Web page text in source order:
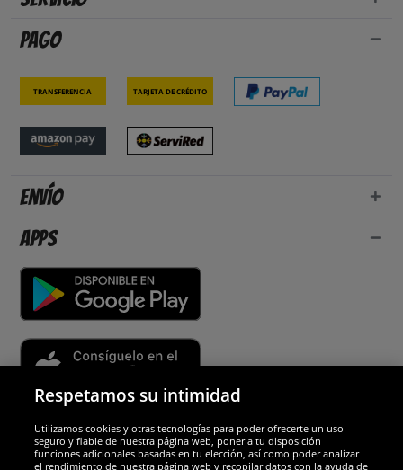
Pago
Transferencia Tarjeta de crédito
Envío
Apps
Socios y seguridad
Respetamos su intimidad
Utilizamos cookies y otras tecnologías para poder ofrecerte un uso
seguro y fiable de nuestra página web, poner a tu disposición
funciones adicionales basadas en tu elección, así como poder analizar
el rendimiento de nuestra página web y recopilar datos con la ayuda de